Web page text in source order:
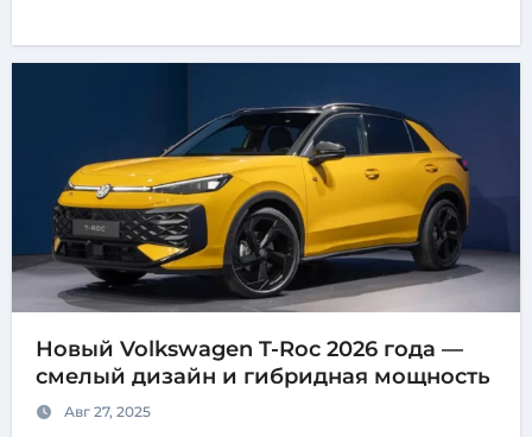
Новый Volkswagen T-Roc 2026 года —
смелый дизайн и гибридная мощность
Авг 27, 2025